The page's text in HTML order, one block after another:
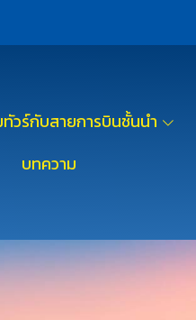
ทัวร์กับสายการบินชั้นนำ
บทความ